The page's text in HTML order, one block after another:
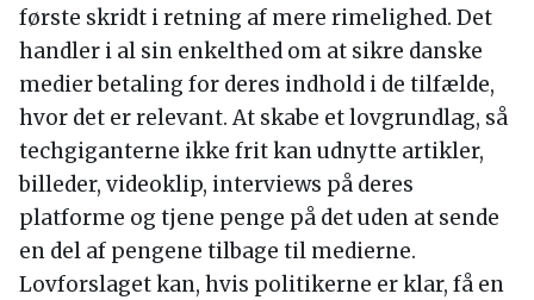
første skridt i retning af mere rimelighed. Det
handler i al sin enkelthed om at sikre danske
medier betaling for deres indhold i de tilfælde,
hvor det er relevant. At skabe et lovgrundlag, så
techgiganterne ikke frit kan udnytte artikler,
billeder, videoklip, interviews på deres
platforme og tjene penge på det uden at sende
en del af pengene tilbage til medierne.
Lovforslaget kan, hvis politikerne er klar, få en